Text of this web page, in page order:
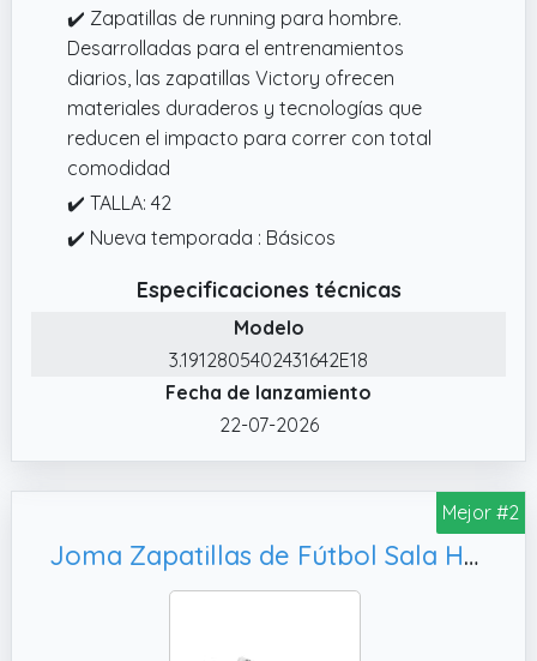
✔️ Zapatillas de running para hombre.
Desarrolladas para el entrenamientos
diarios, las zapatillas Victory ofrecen
materiales duraderos y tecnologías que
reducen el impacto para correr con total
comodidad
✔️ TALLA: 42
✔️ Nueva temporada : Básicos
Especificaciones técnicas
Modelo
3.1912805402431642E18
Fecha de lanzamiento
22-07-2026
Mejor #2
Joma Zapatillas de Fútbol Sala Hombre, Amortiguación y Estabilidad - Mundial